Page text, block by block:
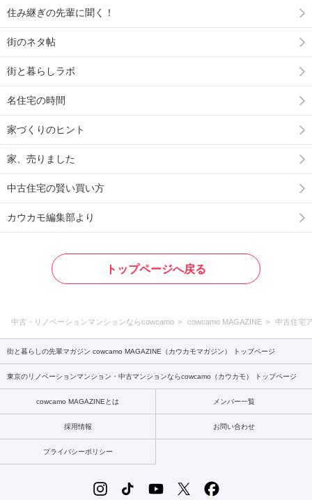
住み継ぎの先輩に聞く！
街のネタ帖
街と暮らしラボ
名住宅の時間
家づくりのヒント
家、売りました
中古住宅の賢い買い方
カウカモ編集部より
トップページへ戻る
中古・リノベーションマンションならcowcamo cowcamo MAGAZINE 中古住宅
街と暮らしの先輩マガジン cowcamo MAGAZINE（カウカモマガジン） トップページ
東京のリノベーションマンション・中古マンションならcowcamo（カウカモ） トップページ
cowcamo MAGAZINEとは メンバー一覧
採用情報 お問い合わせ
プライバシーポリシー